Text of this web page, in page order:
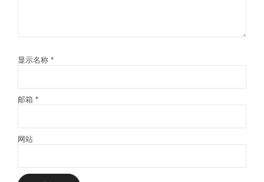
显示名称 *
邮箱 *
网站